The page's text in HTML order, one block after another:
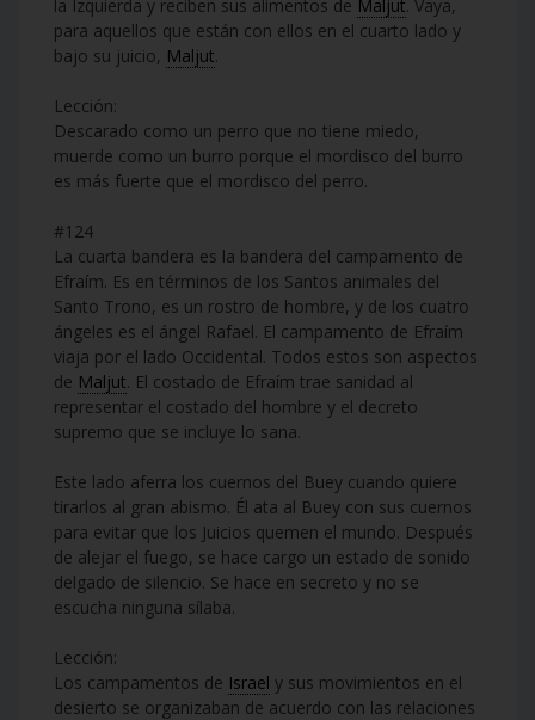
la Izquierda y reciben sus alimentos de Maljut. Vaya,
para aquellos que están con ellos en el cuarto lado y
bajo su juicio, Maljut.
Lección:
Descarado como un perro que no tiene miedo,
muerde como un burro porque el mordisco del burro
es más fuerte que el mordisco del perro.
#124
La cuarta bandera es la bandera del campamento de
Efraím. Es en términos de los Santos animales del
Santo Trono, es un rostro de hombre, y de los cuatro
ángeles es el ángel Rafael. El campamento de Efraím
viaja por el lado Occidental. Todos estos son aspectos
de Maljut. El costado de Efraím trae sanidad al
representar el costado del hombre y el decreto
supremo que se incluye lo sana.
Este lado aferra los cuernos del Buey cuando quiere
tirarlos al gran abismo. Él ata al Buey con sus cuernos
para evitar que los Juicios quemen el mundo. Después
de alejar el fuego, se hace cargo un estado de sonido
delgado de silencio. Se hace en secreto y no se
escucha ninguna sílaba.
Lección:
Los campamentos de Israel y sus movimientos en el
desierto se organizaban de acuerdo con las relaciones